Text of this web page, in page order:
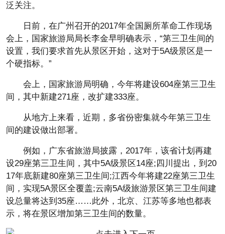
泛关注。
日前，在广州召开的2017年全国厕所革命工作现场
会上，国家旅游局局长李金早明确表示，“第三卫生间的
设置，我们要求首先从景区开始，这对于5A级景区是一
个硬指标。”
会上，国家旅游局明确，今年将建设604座第三卫生
间，其中新建271座，改扩建333座。
从地方上来看，近期，多省份密集就今年第三卫生
间的建设做出部署。
例如，广东省旅游局披露，2017年，该省计划再建
设29座第三卫生间，其中5A级景区14座;四川提出，到20
17年底新建80座第三卫生间;江西今年将建22座第三卫生
间，实现5A景区全覆盖;云南5A级旅游景区第三卫生间建
设总量将达到35座……此外，北京、江苏等多地也都表
示，将在景区增加第三卫生间的数量。